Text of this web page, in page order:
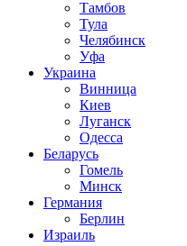
Тамбов
Тула
Челябинск
Уфа
Украина
Винница
Киев
Луганск
Одесса
Беларусь
Гомель
Минск
Германия
Берлин
Израиль